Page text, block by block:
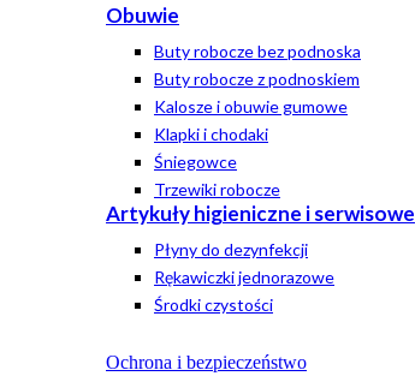
Obuwie
Buty robocze bez podnoska
Buty robocze z podnoskiem
Kalosze i obuwie gumowe
Klapki i chodaki
Śniegowce
Trzewiki robocze
Artykuły higieniczne i serwisowe
Płyny do dezynfekcji
Rękawiczki jednorazowe
Środki czystości
Ochrona i bezpieczeństwo